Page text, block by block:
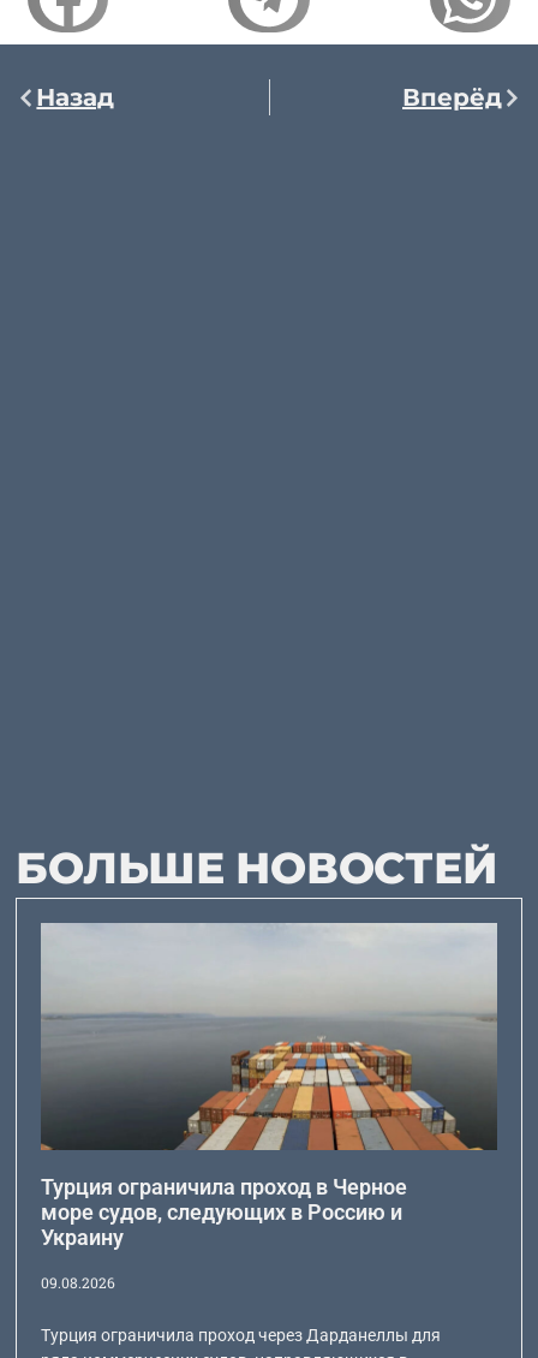
Назад Вперёд
БОЛЬШЕ НОВОСТЕЙ
Турция ограничила проход в Черное
море судов, следующих в Россию и
Украину
09.08.2026
Турция ограничила проход через Дарданеллы для